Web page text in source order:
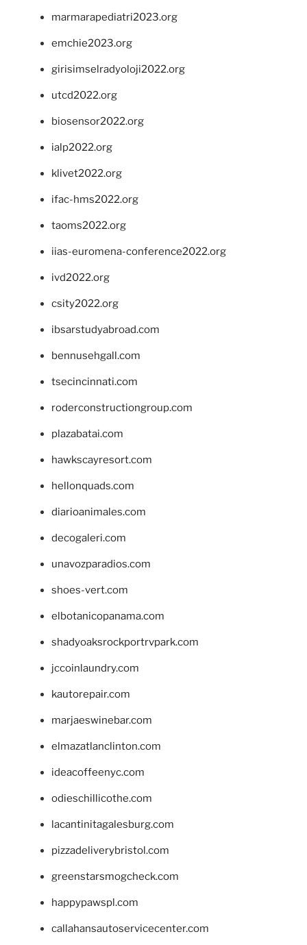
marmarapediatri2023.org
emchie2023.org
girisimselradyoloji2022.org
utcd2022.org
biosensor2022.org
ialp2022.org
klivet2022.org
ifac-hms2022.org
taoms2022.org
iias-euromena-conference2022.org
ivd2022.org
csity2022.org
ibsarstudyabroad.com
bennusehgall.com
tsecincinnati.com
roderconstructiongroup.com
plazabatai.com
hawkscayresort.com
hellonquads.com
diarioanimales.com
decogaleri.com
unavozparadios.com
shoes-vert.com
elbotanicopanama.com
shadyoaksrockportrvpark.com
jccoinlaundry.com
kautorepair.com
marjaeswinebar.com
elmazatlanclinton.com
ideacoffeenyc.com
odieschillicothe.com
lacantinitagalesburg.com
pizzadeliverybristol.com
greenstarsmogcheck.com
happypawspl.com
callahansautoservicecenter.com